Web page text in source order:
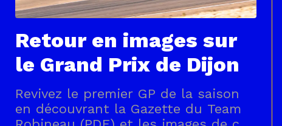
Retour en images sur
le Grand Prix de Dijon
Revivez le premier GP de la saison
en découvrant la Gazette du Team